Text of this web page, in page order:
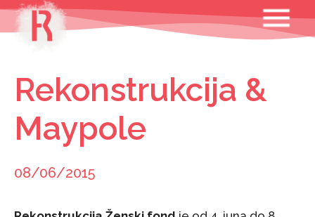
Skip
content
MENU
Rekonstrukcija &
Maypole
08/06/2015